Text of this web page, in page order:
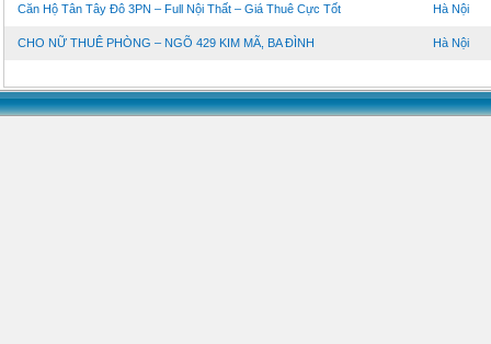
Căn Hộ Tân Tây Đô 3PN – Full Nội Thất – Giá Thuê Cực Tốt Hà Nội
CHO NỮ THUÊ PHÒNG – NGÕ 429 KIM MÃ, BA ĐÌNH Hà Nội